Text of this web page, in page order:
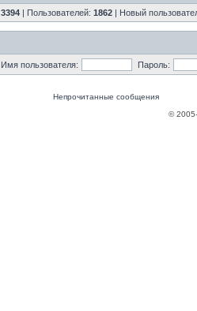
3394 | Пользователей: 1862 | Новый
Имя пользователя: Пароль:
Непрочитанные сообщения
©